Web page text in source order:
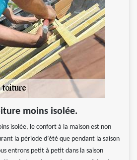
moins isolée.
isolée, le confort à la maison est non
la période d’été que pendant la saison
entrons petit à petit dans la saison